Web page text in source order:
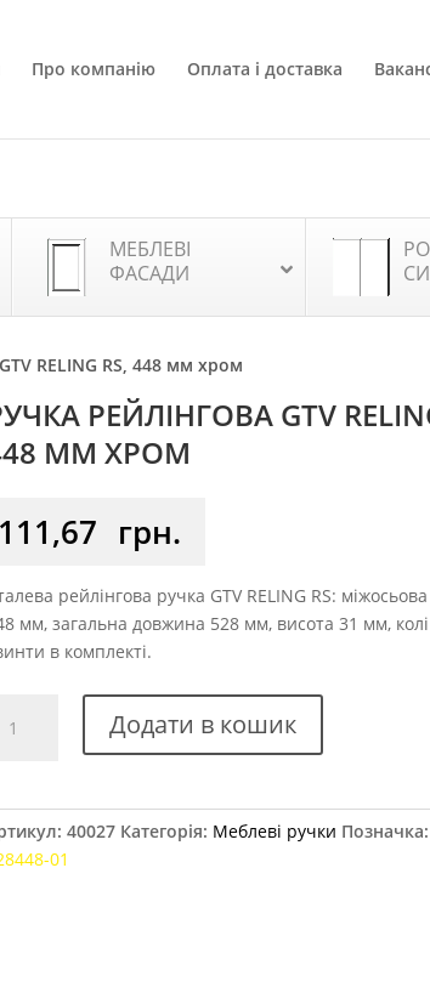
Про компанію Оплата і доставка
МЕБЛЕВІ
ФАСАДИ
RELING RS, 448 мм хром
РЕЙЛІНГОВА GTV
ММ ХРОМ
111,67 грн.
рейлінгова ручка GTV RELING RS:
мм, загальна довжина 528 мм, висота 31 мм,
в комплекті.
Додати в кошик
40027 Категорія: Меблеві ручки
01